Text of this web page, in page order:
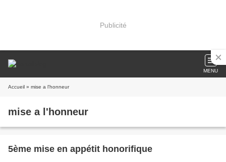
Publicité
MENU
Accueil » mise a l'honneur
mise a l'honneur
5ème mise en appétit honorifique